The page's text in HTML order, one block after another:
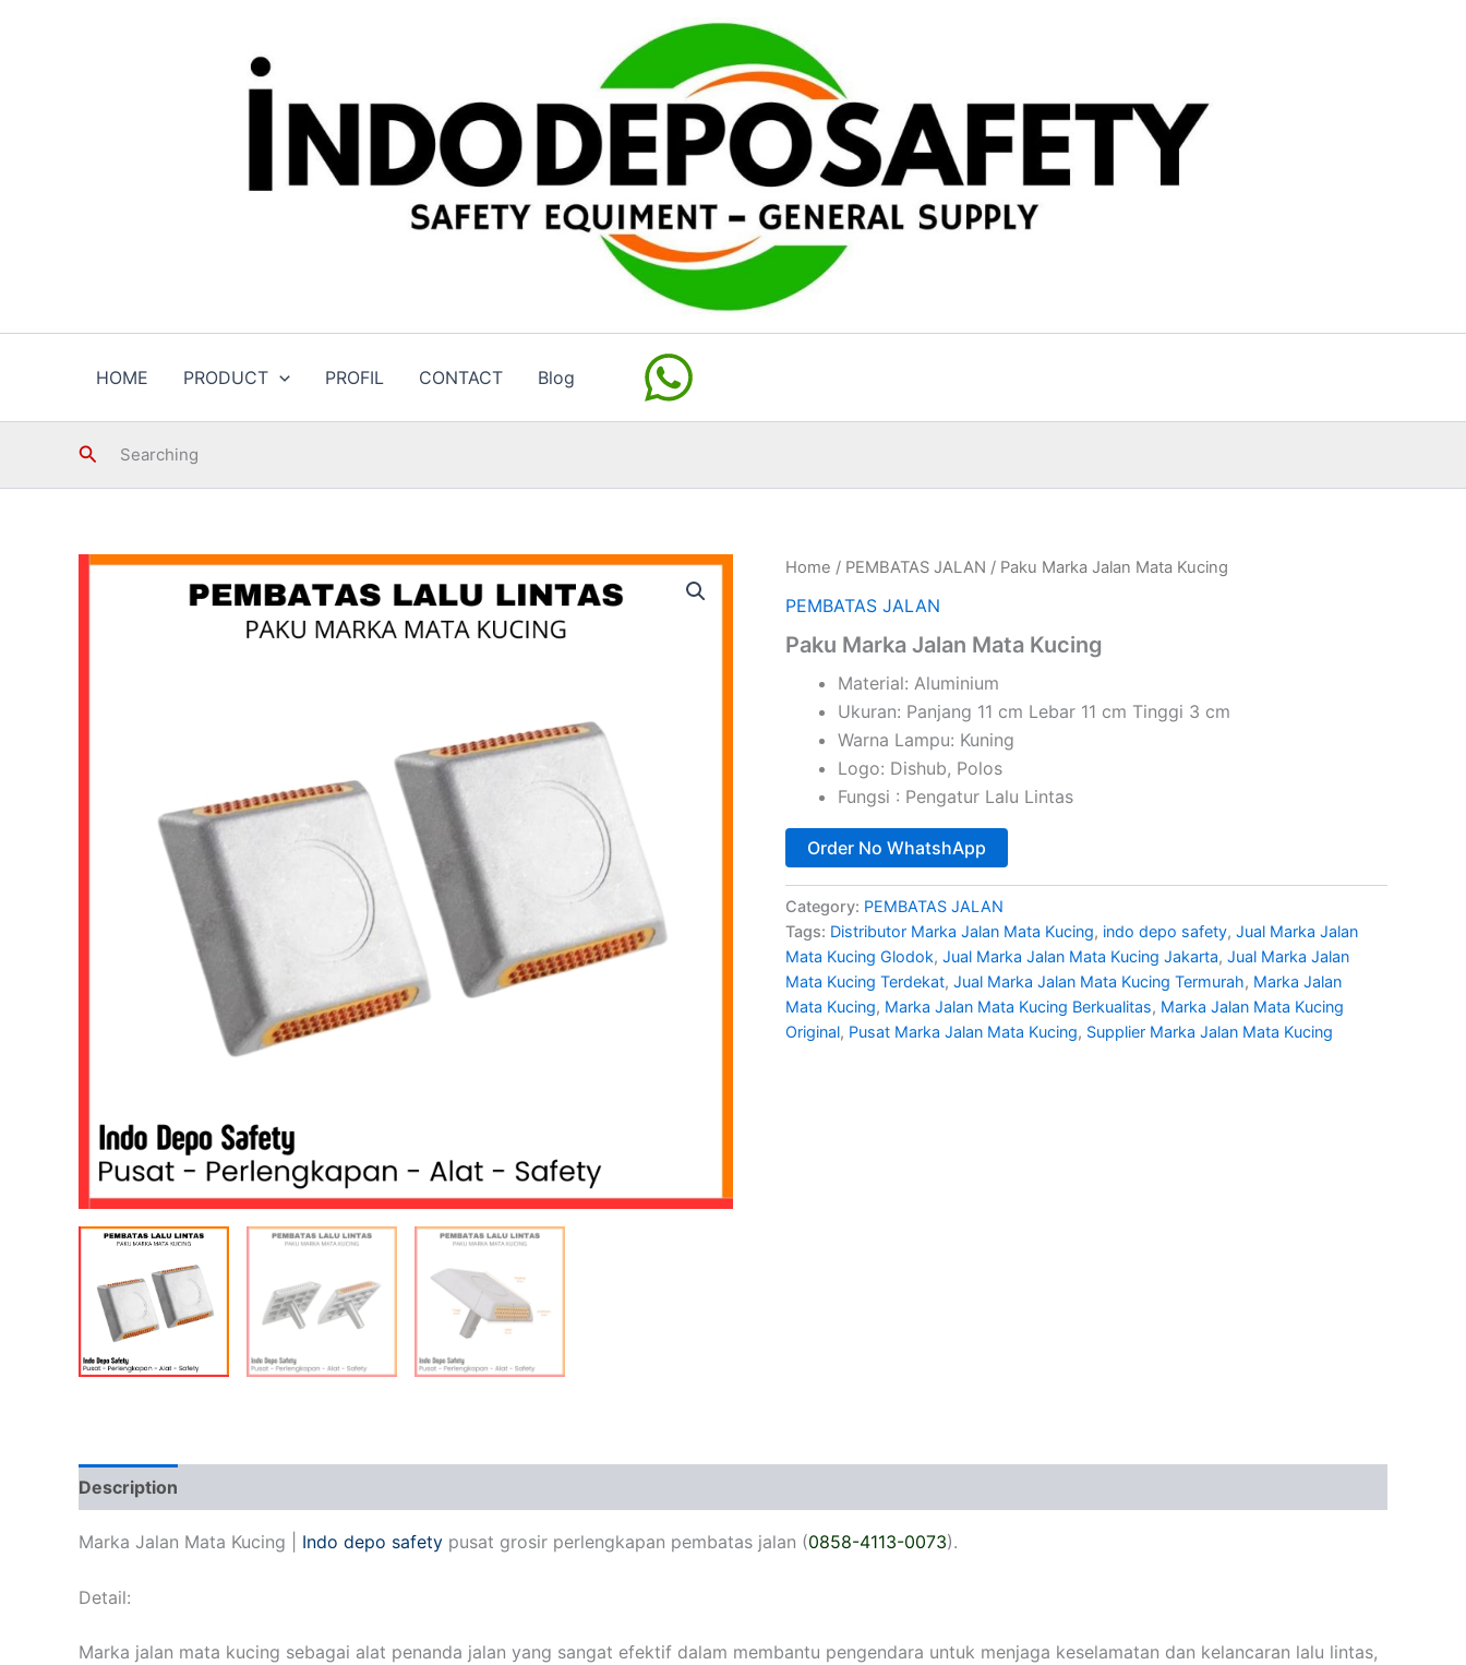
HOME PRODUCT PROFIL CONTACT Blog
SearchSearching
Home / PEMBATAS JALAN / Paku Marka Jalan Mata Kucing
PEMBATAS JALAN
Paku Marka Jalan Mata Kucing
Material: Aluminium
Ukuran: Panjang 11 cm Lebar 11 cm Tinggi 3 cm
Warna Lampu: Kuning
Logo: Dishub, Polos
Fungsi : Pengatur Lalu Lintas
Order No WhatshApp
Category: PEMBATAS JALAN
Tags: Distributor Marka Jalan Mata Kucing, indo depo safety, Jual Marka Jalan
Mata Kucing Glodok, Jual Marka Jalan Mata Kucing Jakarta, Jual Marka Jalan
Mata Kucing Terdekat, Jual Marka Jalan Mata Kucing Termurah, Marka Jalan
Mata Kucing, Marka Jalan Mata Kucing Berkualitas, Marka Jalan Mata Kucing
Original, Pusat Marka Jalan Mata Kucing, Supplier Marka Jalan Mata Kucing
Description
Marka Jalan Mata Kucing | Indo depo safety pusat grosir perlengkapan pembatas jalan (0858-4113-0073).
Detail:
Marka jalan mata kucing sebagai alat penanda jalan yang sangat efektif dalam membantu pengendara untuk menjaga keselamatan dan kelancaran lalu lintas,